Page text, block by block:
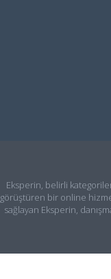
Eksperin, belirli
görüştüren bir online
sağlayan Eksperin,